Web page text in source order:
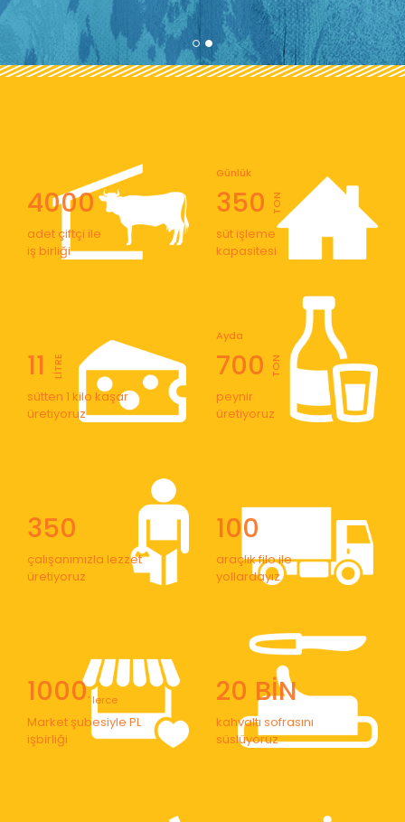
4000
adet çiftçi ile
iş birliği
350
Günlük
TON
süt işleme
kapasitesi
11 LİTRE
sütten 1 kilo kaşar
üretiyoruz
700
Ayda
TON
peynir
üretiyoruz
350
çalışanımızla lezzet
üretiyoruz
100
araçlık filo ile
yollardayız
1000' lerce
Market şubesiyle PL
işbirliği
20 BİN
kahvaltı sofrasını
süslüyoruz